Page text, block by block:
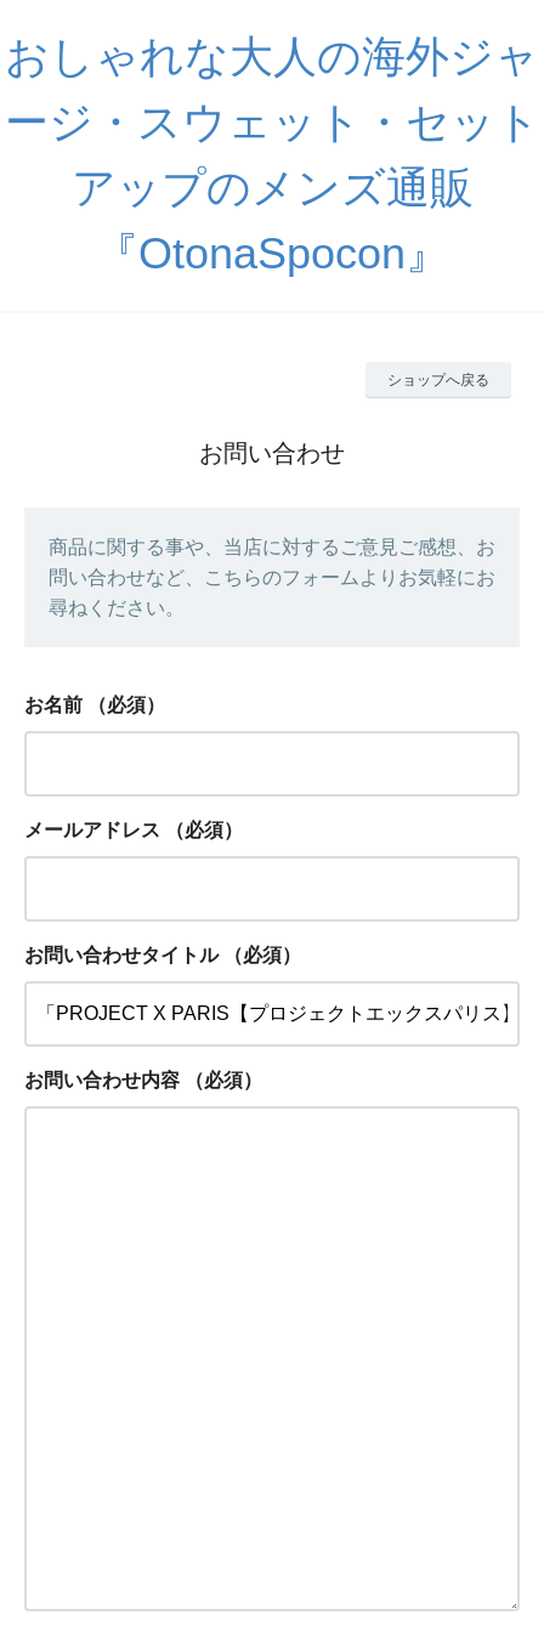
おしゃれな大人の海外ジャ
ージ・スウェット・セット
アップのメンズ通販
『OtonaSpocon』
ショップへ戻る
お問い合わせ
商品に関する事や、当店に対するご意見ご感想、お
問い合わせなど、こちらのフォームよりお気軽にお
尋ねください。
お名前 （必須）
メールアドレス （必須）
お問い合わせタイトル （必須）
お問い合わせ内容 （必須）